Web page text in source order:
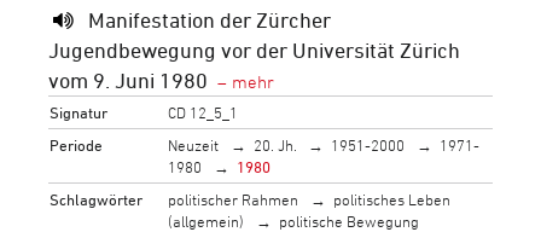
Manifestation der Zürcher
Jugendbewegung vor der Universität Zürich
vom 9. Juni 1980
Signatur
CD 12_5_1
Periode
Neuzeit 20. Jh. 1951-2000
1971-
1980
1980
Schlagwörter
politischer Rahmen
politisches Leben
(allgemein)
politische Bewegung